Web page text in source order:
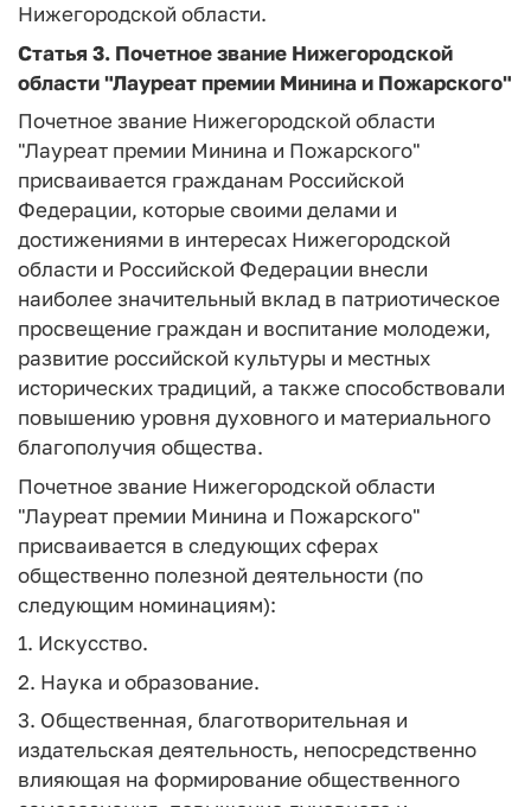
Нижегородской области.
Статья 3. Почетное звание Нижегородской
области "Лауреат премии Минина и Пожарского"
Почетное звание Нижегородской области
"Лауреат премии Минина и Пожарского"
присваивается гражданам Российской
Федерации, которые своими делами и
достижениями в интересах Нижегородской
области и Российской Федерации внесли
наиболее значительный вклад в патриотическое
просвещение граждан и воспитание молодежи,
развитие российской культуры и местных
исторических традиций, а также способствовали
повышению уровня духовного и материального
благополучия общества.
Почетное звание Нижегородской области
"Лауреат премии Минина и Пожарского"
присваивается в следующих сферах
общественно полезной деятельности (по
следующим номинациям):
1. Искусство.
2. Наука и образование.
3. Общественная, благотворительная и
издательская деятельность, непосредственно
влияющая на формирование общественного